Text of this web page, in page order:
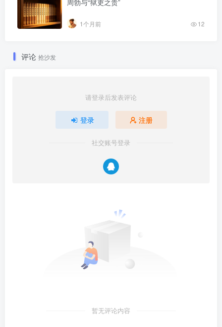
1个月前 12
评论 抢沙发
请登录后发表评论
登录 注册
社交账号登录
暂无评论内容